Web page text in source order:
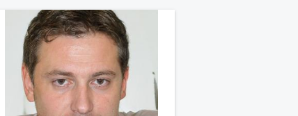
ballades la nature le resto le vtt
visiter des regions la mer la
montagne les lotos etc.. je
recherche vraiment une relation
serieuse et durable j habite a
neussargues. a tres bientot.